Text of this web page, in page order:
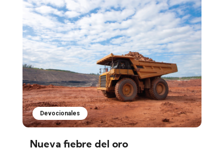
Devocionales
Nueva fiebre del oro